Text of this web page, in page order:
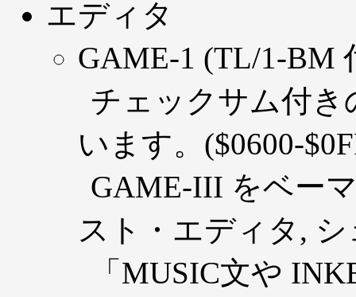
エディタ
GAME-1 (TL/1-BM
チェックサム付
います。($0600-
GAME-III をベー
スト・エディタ,
「MUSIC文や